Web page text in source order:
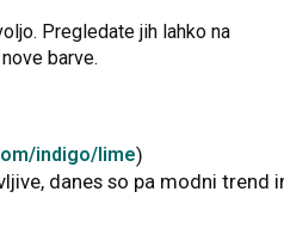
Pregledate jih lahko na
barve.
indigo/lime)
danes so pa modni trend